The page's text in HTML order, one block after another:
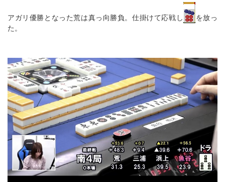
アガリ優勝となった荒は真っ向勝負。仕掛けて応戦し
を放っ
た。